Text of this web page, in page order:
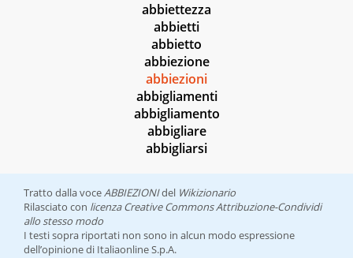
abbiettezza
abbietti
abbietto
abbiezione
abbiezioni
abbigliamenti
abbigliamento
abbigliare
abbigliarsi
Tratto dalla voceABBIEZIONIdel Wikizionario
Rilasciato con licenza Creative Commons Attribuzione-Condividi
allo stesso modo
I testi sopra riportati non sono in alcun modo espressione
dell’opinione di Italiaonline S.p.A.